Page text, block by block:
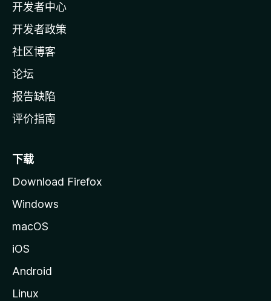
主
页
开发者中心
开发者政策
社区博客
论坛
报告缺陷
评价指南
下载
Download Firefox
Windows
macOS
iOS
Android
Linux